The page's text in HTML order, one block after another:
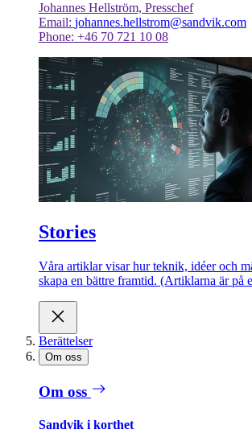
Johannes Hellström, Presschef
Email: johannes.hellstrom@sandvik.com
Phone: +46 70 721 10 08
Stories
Våra artiklar visar hur teknik, idéer och
skapa en bättre framtid. (Artiklarna är på
Berättelser
Om oss
Om oss
Sandvik i korthet